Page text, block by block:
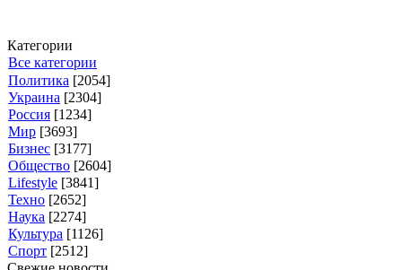
Категории
Все категории
Политика [2054]
Украина [2304]
Россия [1234]
Мир [3693]
Бизнес [3177]
Общество [2604]
Lifestyle [3841]
Техно [2652]
Наука [2274]
Культура [1126]
Спорт [2512]